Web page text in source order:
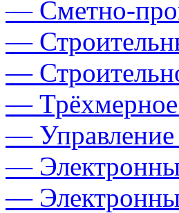
— Сметно-
—
—
— Трёхмерное
— Управление
—
—